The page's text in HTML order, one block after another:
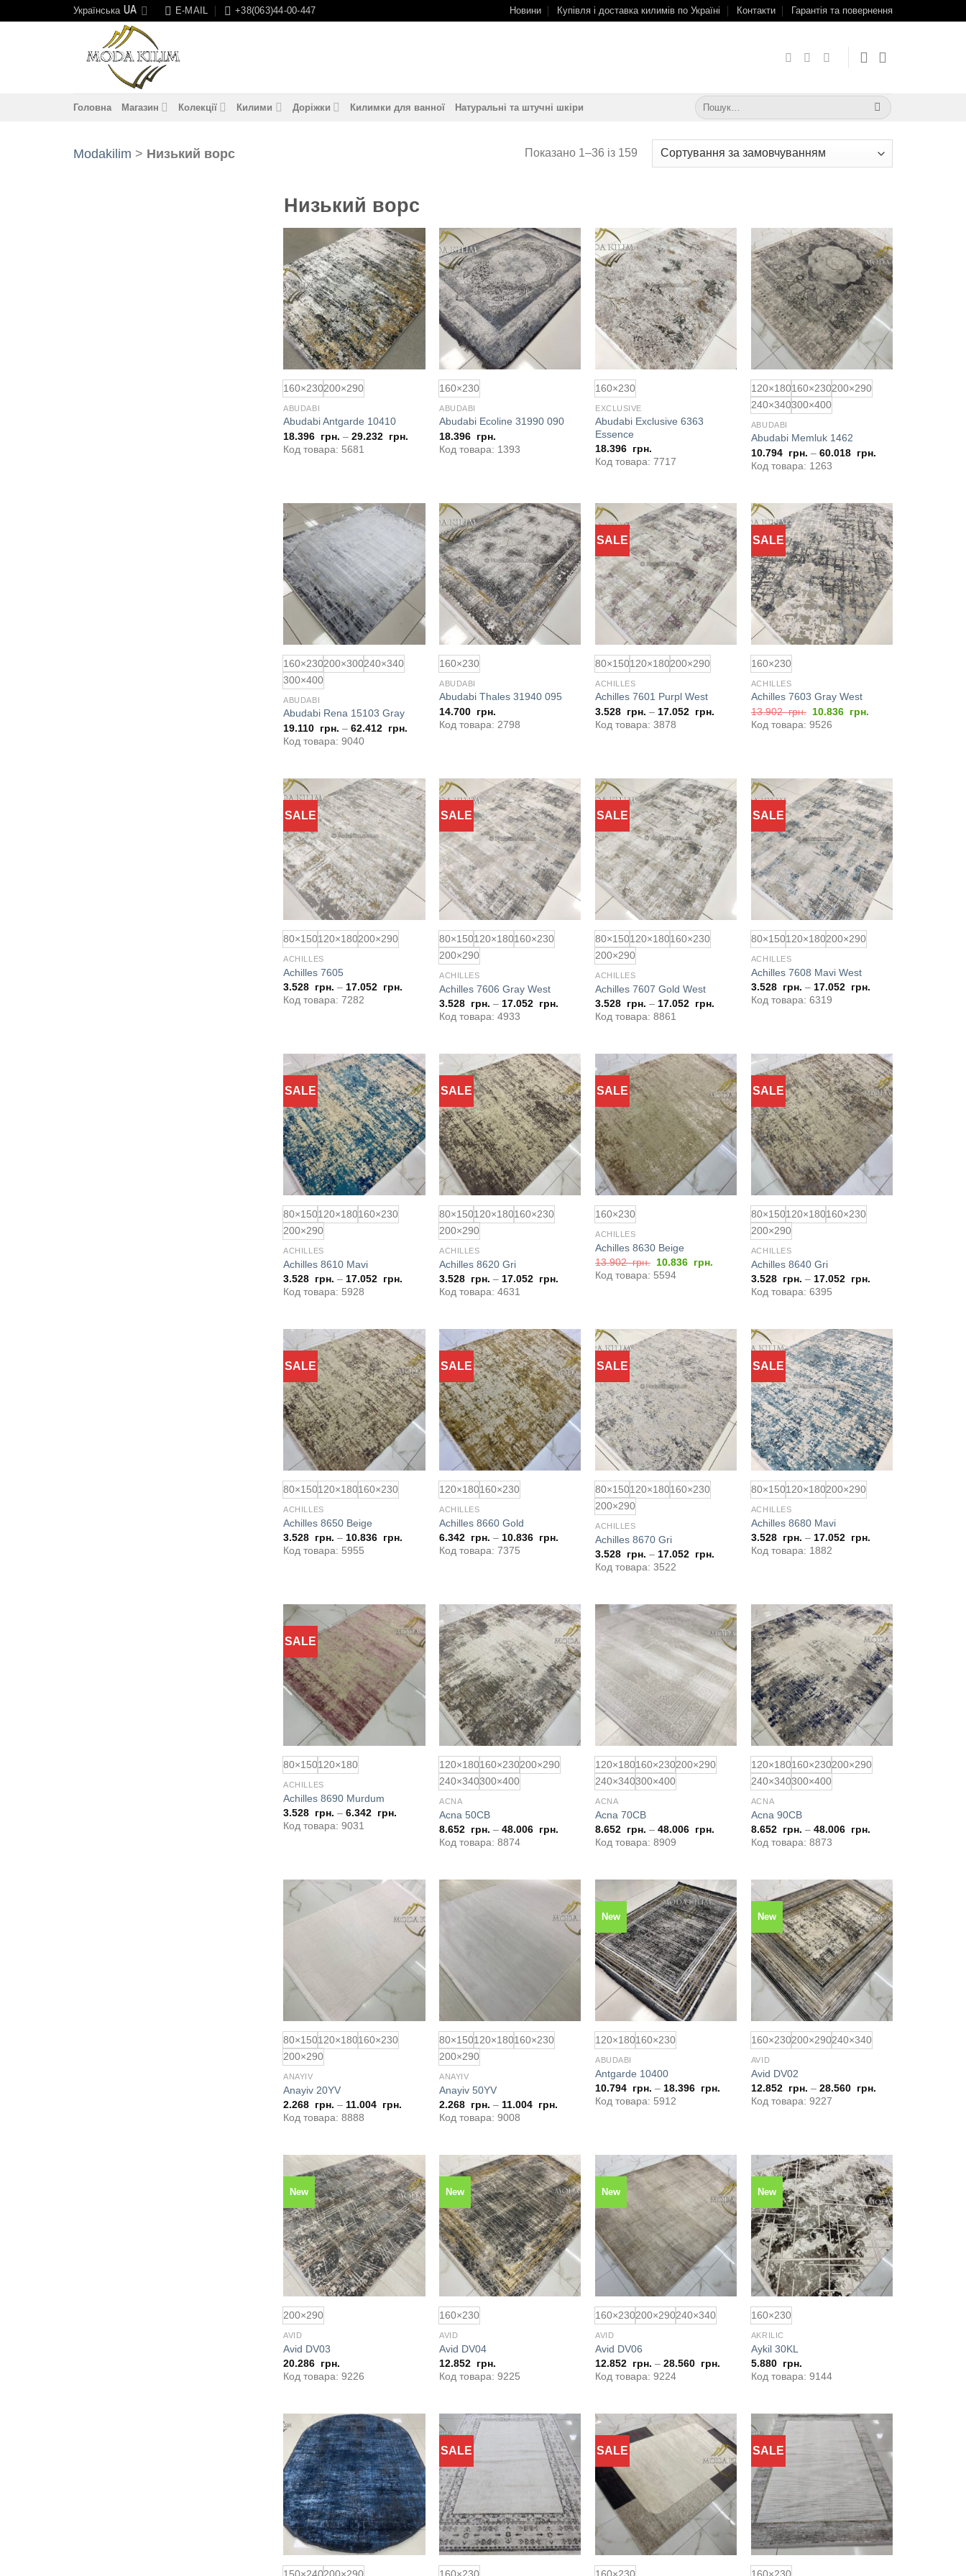
Українська E-MAIL +38(063)44-00-447 Новини Купівля і доставка килимів по Україні Контакти Гарантія та повернення
Головна Магазин Колекції Килими Доріжки Килимки для ванної Натуральні та штучні шкіри
Шукати:
Modakilim > Низький ворс Показано 1–36 із 159
Низький ворс
Додати
до
обраного
160×230200×290
ABUDABI
Abudabi Antgarde 10410
18.396 грн. –29.232 грн.
Код товара: 5681
Додати
до
обраного
160×230
ABUDABI
Abudabi Ecoline 31990 090
18.396 грн.
Код товара: 1393
Додати
до
обраного
160×230
EXCLUSIVE
Abudabi Exclusive 6363
Essence
18.396 грн.
Код товара: 7717
Додати
до
обраного
120×180160×230200×290
240×340300×400
ABUDABI
Abudabi Memluk 1462
10.794 грн. – 60.018 грн.
Код товара: 1263
до
обраного
160×230200×300240×340
300×400
ABUDABI
Abudabi Rena 15103 Gray
19.110 грн. –62.412 грн.
Код товара: 9040
Додати
до
обраного
160×230
ABUDABI
Abudabi Thales 31940 095
14.700 грн.
Код товара: 2798
SALE
Додати
до
обраного
80×150120×180200×290
ACHILLES
Achilles 7601 Purpl West
3.528 грн. – 17.052 грн.
Код товара: 3878
SALE
Додати
до
обраного
160×230
ACHILLES
Achilles 7603 Gray West
13.902грн. Оригінальна
ціна:
13.902
10.836 грн.
Код товара: 9526
SALE
Додати
до
обраного
80×150120×180200×290
ACHILLES
Achilles 7605
3.528 грн. – 17.052 грн.
Код товара: 7282
SALE
Додати
до
обраного
80×150120×180160×230
200×290
ACHILLES
Achilles 7606 Gray West
3.528 грн. – 17.052 грн.
Код товара: 4933
SALE
Додати
до
обраного
80×150120×180160×230
200×290
ACHILLES
Achilles 7607 Gold West
3.528 грн. – 17.052 грн.
Код товара: 8861
SALE
Додати
до
обраного
80×150120×180200×290
ACHILLES
Achilles 7608 Mavi West
3.528 грн. – 17.052 грн.
Код товара: 6319
SALE
Додати
до
обраного
80×150120×180160×230
200×290
ACHILLES
Achilles 8610 Mavi
3.528 грн. – 17.052 грн.
Код товара: 5928
SALE
Додати
до
обраного
80×150120×180160×230
200×290
ACHILLES
Achilles 8620 Gri
3.528 грн. – 17.052 грн.
Код товара: 4631
SALE
Додати
до
обраного
160×230
ACHILLES
Achilles 8630 Beige
13.902грн. Оригінальна
ціна:
13.902
10.836 грн.
Код товара: 5594
SALE
Додати
до
обраного
80×150120×180160×230
200×290
ACHILLES
Achilles 8640 Gri
3.528 грн. – 17.052 грн.
Код товара: 6395
SALE
Додати
до
обраного
80×150120×180160×230
ACHILLES
Achilles 8650 Beige
3.528 грн. – 10.836 грн.
Код товара: 5955
SALE
Додати
до
обраного
120×180160×230
ACHILLES
Achilles 8660 Gold
6.342 грн. – 10.836 грн.
Код товара: 7375
SALE
Додати
до
обраного
80×150120×180160×230
200×290
ACHILLES
Achilles 8670 Gri
3.528 грн. – 17.052 грн.
Код товара: 3522
SALE
Додати
до
обраного
80×150120×180200×290
ACHILLES
Achilles 8680 Mavi
3.528 грн. – 17.052 грн.
Код товара: 1882
SALE
Додати
до
обраного
80×150120×180
ACHILLES
Achilles 8690 Murdum
3.528 грн. –6.342 грн.
Код товара: 9031
Додати
до
обраного
120×180160×230200×290
240×340300×400
ACNA
Acna 50CB
8.652 грн. –48.006 грн.
Код товара: 8874
Додати
до
обраного
120×180160×230200×290
240×340300×400
ACNA
Acna 70CB
8.652 грн. –48.006 грн.
Код товара: 8909
Додати
до
обраного
120×180160×230200×290
240×340300×400
ACNA
Acna 90CB
8.652 грн. – 48.006 грн.
Код товара: 8873
Додати
80×150120×180160×230
200×290
ANAYIV
Anayiv 20YV
2.268 грн. – 11.004 грн.
Код товара: 8888
Додати
80×150120×180160×230
200×290
ANAYIV
Anayiv 50YV
2.268 грн. – 11.004 грн.
Код товара: 9008
New
Додати
до
обраного
120×180160×230
ABUDABI
Antgarde 10400
10.794 грн. – 18.396 грн.
Код товара: 5912
New
Додати
до
обраного
160×230200×290240×340
AVID
Avid DV02
12.852 грн. – 28.560 грн.
Код товара: 9227
New
Додати
до
обраного
200×290
AVID
Avid DV03
20.286 грн.
Код товара: 9226
New
Додати
до
обраного
160×230
AVID
Avid DV04
12.852 грн.
Код товара: 9225
New
Додати
до
обраного
160×230200×290240×340
AVID
Avid DV06
12.852 грн. –28.560 грн.
Код товара: 9224
New
Додати
до
обраного
160×230
AKRILIC
Aykil 30KL
5.880 грн.
Код товара: 9144
Додати
до
обраного
SALE
Додати
до
обраного
SALE
Додати
до
обраного
SALE
Додати
до
обраного